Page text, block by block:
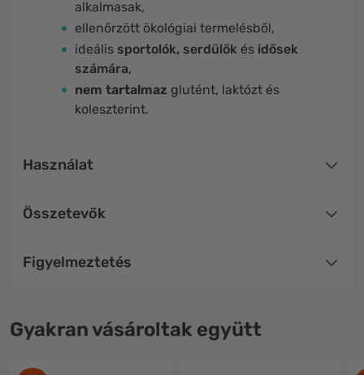
alkalmasak,
ellenőrzött ökológiai termelésből,
ideális sportolók, serdülők és idősek
számára,
nem tartalmaz glutént, laktózt és
koleszterint.
Használat
Összetevők
Figyelmeztetés
Gyakran vásároltak együtt